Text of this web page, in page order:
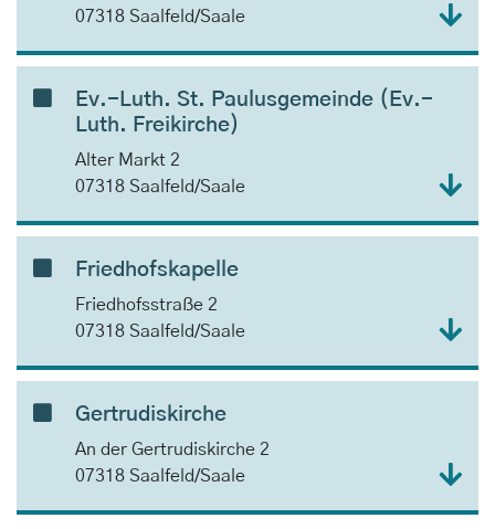
07318 Saalfeld/Saale
Ev.-Luth. St. Paulusgemeinde (Ev.-
Luth. Freikirche)
Alter Markt 2
07318 Saalfeld/Saale
Friedhofskapelle
Friedhofsstraße 2
07318 Saalfeld/Saale
Gertrudiskirche
An der Gertrudiskirche 2
07318 Saalfeld/Saale